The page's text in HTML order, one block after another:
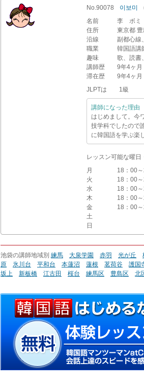
No.90078 이보미
名前
李 ボミ
住所
東京都 豊
沿線
副都心線
職業
韓国語講
趣味
歌、読書
講師歴
9年4ヶ月
滞在歴
9年4ヶ月
JLPTは 1級
講師になった理由
はじめまして。今
技学科でしたので
に韓国語を学ぶ楽
レッスン可能な曜日
月
18：00
火
18：00
水
18：00
木
18：00
金
18：00
土
日
池袋の講師地域別 練馬 大泉学園 赤羽 光が丘
原
氷川台 平和台 本蓮沼 蓮根 茗荷谷 護国
坂上
新板橋 江古田 桜台 練馬区 豊島区 北